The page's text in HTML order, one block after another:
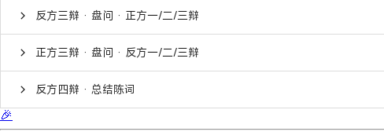
反方三辩 · 盘问 · 正方一/二/三辩
正方三辩 · 盘问 · 反方一/二/三辩
反方四辩 · 总结陈词
🎉